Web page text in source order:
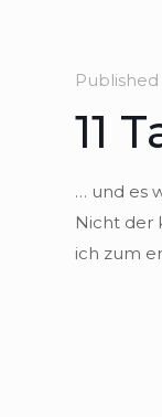
11
… und es
Nicht der
ich zum